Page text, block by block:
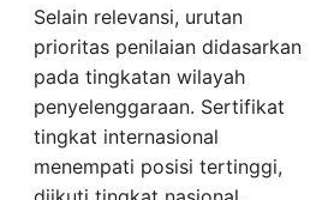
Selain relevansi, urutan
prioritas penilaian didasarkan
pada tingkatan wilayah
penyelenggaraan. Sertifikat
tingkat internasional
menempati posisi tertinggi,